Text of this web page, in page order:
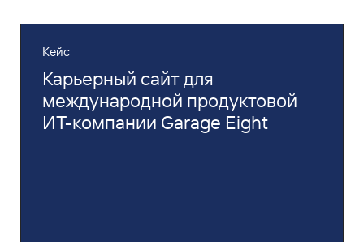
Кейс
Карьерный сайт для
международной продуктовой
ИТ-компании Garage Eight